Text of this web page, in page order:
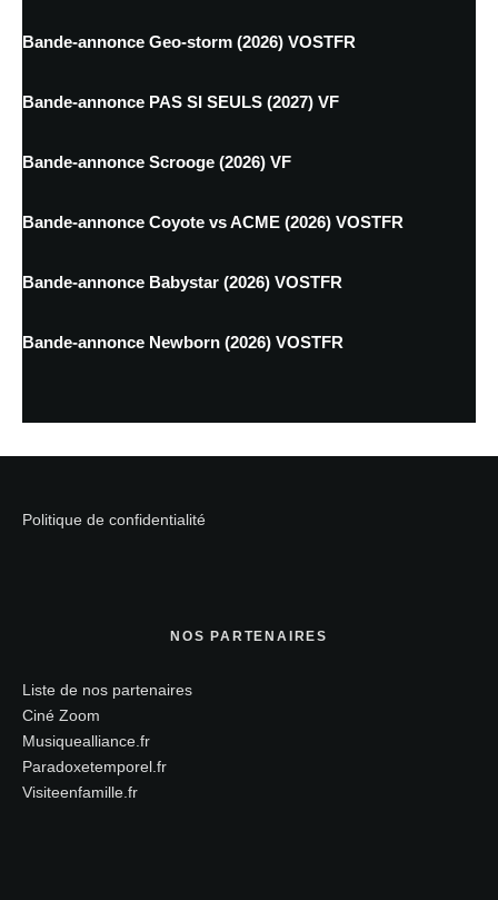
Bande-annonce Geo-storm (2026) VOSTFR
Bande-annonce PAS SI SEULS (2027) VF
Bande-annonce Scrooge (2026) VF
Bande-annonce Coyote vs ACME (2026) VOSTFR
Bande-annonce Babystar (2026) VOSTFR
Bande-annonce Newborn (2026) VOSTFR
Politique de confidentialité
NOS PARTENAIRES
Liste de nos partenaires
Ciné Zoom
Musiquealliance.fr
Paradoxetemporel.fr
Visiteenfamille.fr